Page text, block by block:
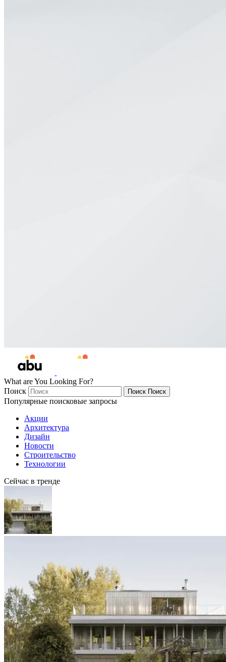
What are You Looking For?
Поиск
Поиск Поиск
Популярные поисковые запросы
Акции
Архитектура
Дизайн
Новости
Строительство
Технологии
Сейчас в тренде